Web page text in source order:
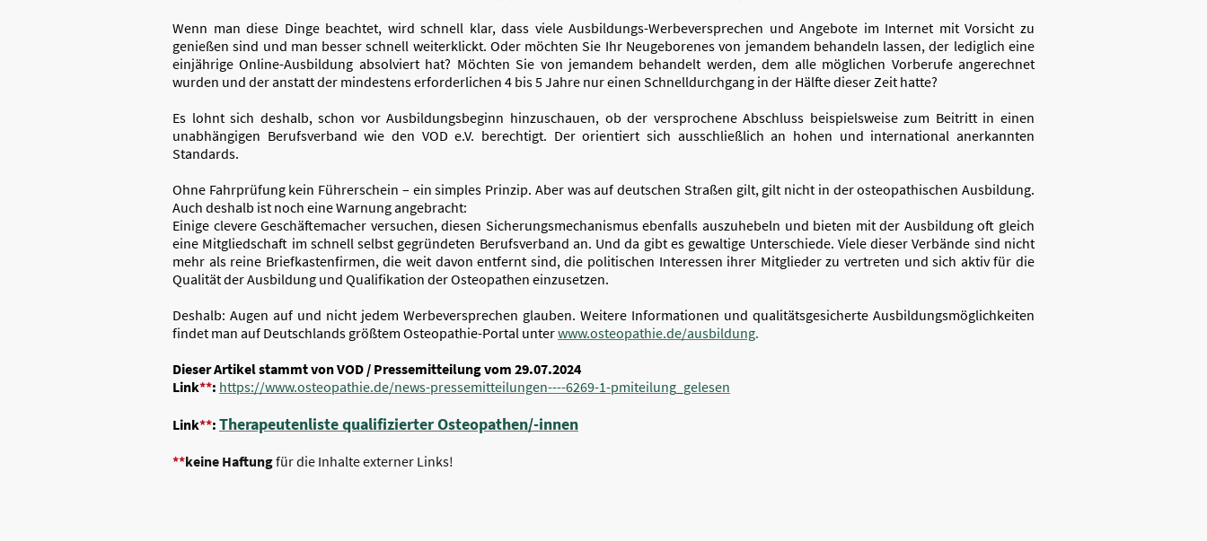
Wenn man diese Dinge beachtet, wird schnell klar, dass viele Ausbildungs-Werbeversprechen und Angebote im Internet mit Vorsicht zu
genießen sind und man besser schnell weiterklickt. Oder möchten Sie Ihr Neugeborenes von jemandem behandeln lassen, der lediglich eine
einjährige Online-Ausbildung absolviert hat? Möchten Sie von jemandem behandelt werden, dem alle möglichen Vorberufe angerechnet
wurden und der anstatt der mindestens erforderlichen 4 bis 5 Jahre nur einen Schnelldurchgang in der Hälfte dieser Zeit hatte?
Es lohnt sich deshalb, schon vor Ausbildungsbeginn hinzuschauen, ob der versprochene Abschluss beispielsweise zum Beitritt in einen
unabhängigen Berufsverband wie den VOD e.V. berechtigt. Der orientiert sich ausschließlich an hohen und international anerkannten
Standards.
Ohne Fahrprüfung kein Führerschein – ein simples Prinzip. Aber was auf deutschen Straßen gilt, gilt nicht in der osteopathischen Ausbildung.
Auch deshalb ist noch eine Warnung angebracht:
Einige clevere Geschäftemacher versuchen, diesen Sicherungsmechanismus ebenfalls auszuhebeln und bieten mit der Ausbildung oft gleich
eine Mitgliedschaft im schnell selbst gegründeten Berufsverband an. Und da gibt es gewaltige Unterschiede. Viele dieser Verbände sind nicht
mehr als reine Briefkastenfirmen, die weit davon entfernt sind, die politischen Interessen ihrer Mitglieder zu vertreten und sich aktiv für die
Qualität der Ausbildung und Qualifikation der Osteopathen einzusetzen.
Deshalb: Augen auf und nicht jedem Werbeversprechen glauben. Weitere Informationen und qualitätsgesicherte Ausbildungsmöglichkeiten
findet man auf Deutschlands größtem Osteopathie-Portal unterwww.osteopathie.de/ausbildung.
Dieser Artikel stammt von VOD / Pressemitteilung vom 29.07.2024
Link**: https://www.osteopathie.de/news-pressemitteilungen----6269-1-pmiteilung_gelesen
Link**: Therapeutenliste qualifizierter Osteopathen/-innen
**keine Haftungfür die Inhalte externer Links!